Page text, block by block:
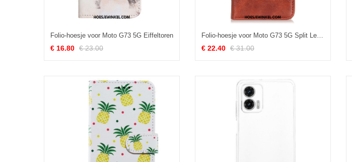
Folio-hoesje voor Moto G73 5G Eiffeltoren
€ 16.80 € 23.00
Folio-hoesje voor Moto G73 5G Split Lederen Omkeerbare Sluiting
€ 22.40 € 31.00